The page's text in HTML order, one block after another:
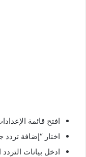
افتح قائمة
اختار “إضافة تردد
ادخل بيانات